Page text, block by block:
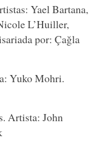
Yael Bartana,
L’Huiller,
por: Çağla
Yuko Mohri.
Artista: John